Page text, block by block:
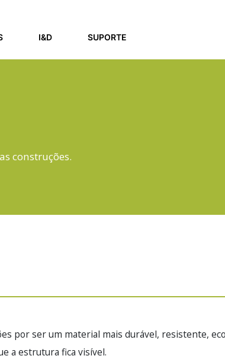
I&D SUPORTE
construções.
por ser um material mais durável, resistente,
a estrutura fica visível.